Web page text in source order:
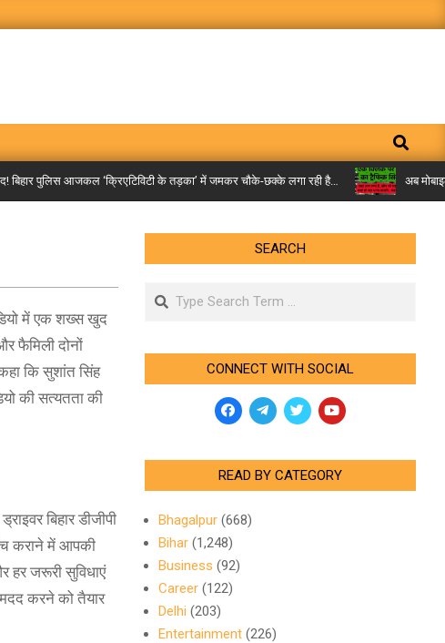
Search
पुलिस आजकल ‘क्रिएटिविटी के तड़का’ में जमकर चौके-छक्के लगा रही है… अब मोबाइल
में एक शख्स खुद
फैमिली दोनों
कि सुशांत सिंह
की सत्यतता की
बिहार डीजीपी
कराने में आपकी
हर जरूरी सुविधाएं
करने को तैयार
SEARCH
Search
CONNECT WITH SOCIAL
READ BY CATEGORY
Bhagalpur(668)
Bihar(1,248)
Business (92)
Career(122)
Delhi (203)
Entertainment(226)